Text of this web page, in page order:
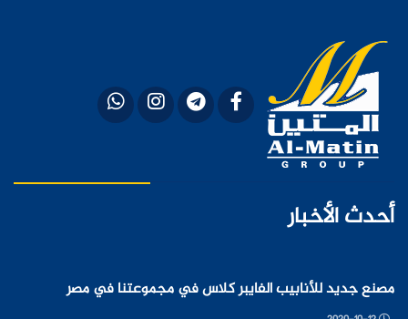
أحدث الأخبار
مصنع جديد للأنابيب الفايبر كلاس في مجموعتنا في مصر